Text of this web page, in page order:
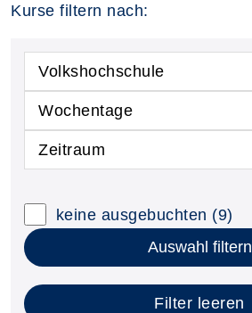
Kurse filtern nach:
Volkshochschule
Wochentage
Zeitraum
keine ausgebuchten (9)
Auswahl filtern
Filter leeren